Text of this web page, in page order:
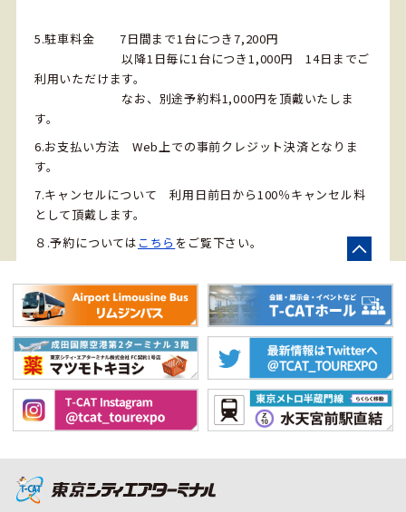
5.駐車料金 7日間まで1台につき7,200円
以降1日毎に1台につき1,000円 14日までご
利用いただけます。
なお、別途予約料1,000円を頂戴いたしま
す。
6.お支払い方法 Web上での事前クレジット決済となりま
す。
7.キャンセルについて 利用日前日から100％キャンセル料
として頂戴します。
８.予約については こちら をご覧下さい。